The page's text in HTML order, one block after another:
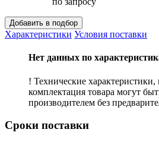
Характеристики Условия поставки
Нет данных по
! Технические
комплектация товара могут
производителем без
Сроки поставки